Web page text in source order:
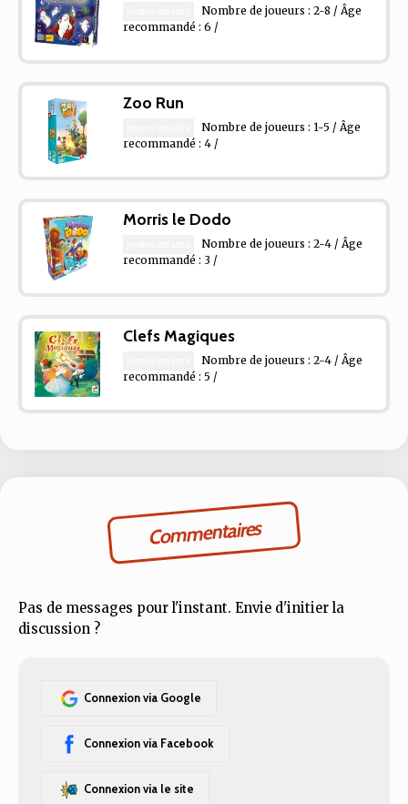
Nombre de joueurs : 2-8 / Âge
recommandé : 6 /
Zoo Run
Nombre de joueurs : 1-5 / Âge
recommandé : 4 /
Morris le Dodo
Nombre de joueurs : 2-4 / Âge
recommandé : 3 /
Clefs Magiques
Nombre de joueurs : 2-4 / Âge
recommandé : 5 /
Commentaires
Pas de messages pour l'instant. Envie d'initier la
discussion ?
Connexion via Google
Connexion via Facebook
Connexion via le site